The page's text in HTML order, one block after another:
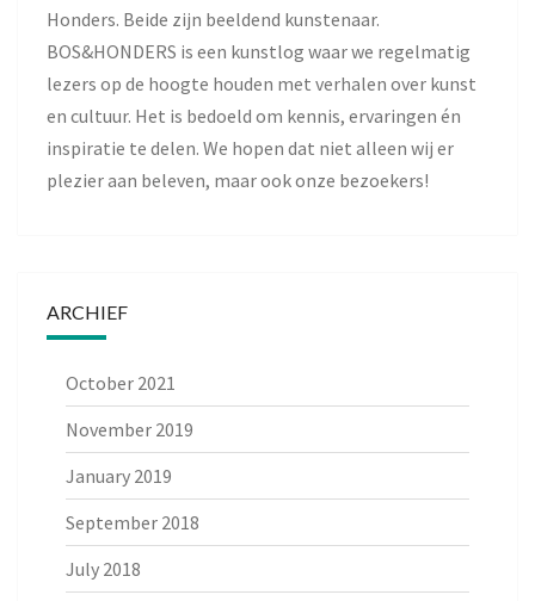
Honders. Beide zijn beeldend kunstenaar.
BOS&HONDERS is een kunstlog waar we regelmatig
lezers op de hoogte houden met verhalen over kunst
en cultuur. Het is bedoeld om kennis, ervaringen én
inspiratie te delen. We hopen dat niet alleen wij er
plezier aan beleven, maar ook onze bezoekers!
ARCHIEF
October 2021
November 2019
January 2019
September 2018
July 2018